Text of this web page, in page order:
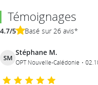
Témoignages
4.7/5 Basé sur 26 avis*
SM
Stéphane M.
OPT Nouvelle-Calédonie